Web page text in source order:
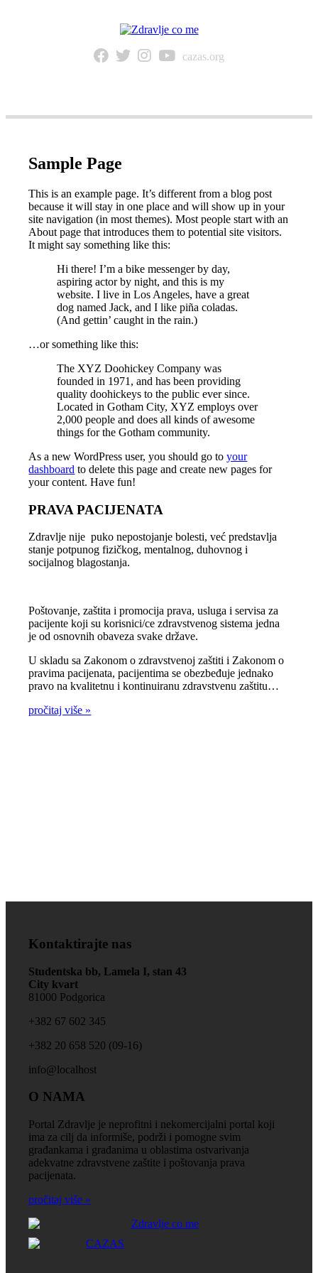
cazas.org
Sample Page
This is an example page. It’s different from a blog post
because it will stay in one place and will show up in your
site navigation (in most themes). Most people start with an
About page that introduces them to potential site visitors.
It might say something like this:
Hi there! I’m a bike messenger by day,
aspiring actor by night, and this is my
website. I live in Los Angeles, have a great
dog named Jack, and I like piña coladas.
(And gettin’ caught in the rain.)
…or something like this:
The XYZ Doohickey Company was
founded in 1971, and has been providing
quality doohickeys to the public ever since.
Located in Gotham City, XYZ employs over
2,000 people and does all kinds of awesome
things for the Gotham community.
As a new WordPress user, you should go toyour
dashboard to delete this page and create new pages for
your content. Have fun!
PRAVA PACIJENATA
Zdravlje nije puko nepostojanje bolesti, već predstavlja
stanje potpunog fizičkog, mentalnog, duhovnog i
socijalnog blagostanja.
Poštovanje, zaštita i promocija prava, usluga i servisa za
pacijente koji su korisnici/ce zdravstvenog sistema jedna
je od osnovnih obaveza svake države.
U skladu sa Zakonom o zdravstvenoj zaštiti i Zakonom o
pravima pacijenata, pacijentima se obezbeđuje jednako
pravo na kvalitetnu i kontinuiranu zdravstvenu zaštitu…
pročitaj više »
Kontaktirajte nas
Studentska bb, Lamela I, stan 43
City kvart
81000 Podgorica
+‎382 67 602 345
+‎382 20 658 520 (09-16)
info@localhost
O NAMA
Portal Zdravlje je neprofitni i nekomercijalni portal koji
ima za cilj da informiše, podrži i pomogne svim
građankama i građanima u oblastima ostvarivanja
adekvatne zdravstvene zaštite i poštovanja prava
pacijenata.
pročitaj više »